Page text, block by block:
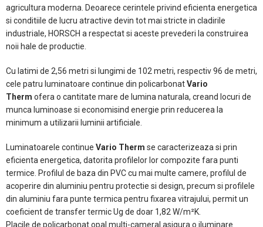
agricultura moderna. Deoarece cerintele privind eficienta energetica
si conditiile de lucru atractive devin tot mai stricte in cladirile
industriale, HORSCH a respectat si aceste prevederi la construirea
noii hale de productie.
Cu latimi de 2,56 metri si lungimi de 102 metri, respectiv 96 de metri,
cele patru luminatoare continue din policarbonatVario
Therm ofera o cantitate mare de lumina naturala, creand locuri de
munca luminoase si economisind energie prin reducerea la
minimum a utilizarii luminii artificiale.
Luminatoarele continue Vario Therm se caracterizeaza si prin
eficienta energetica, datorita profilelor lor compozite fara punti
termice. Profilul de baza din PVC cu mai multe camere, profilul de
acoperire din aluminiu pentru protectie si design, precum si profilele
din aluminiu fara punte termica pentru fixarea vitrajului, permit un
coeficient de transfer termic Ug de doar 1,82 W/m²K.
Placile de policarbonat opal multi-cameral asigura o iluminare